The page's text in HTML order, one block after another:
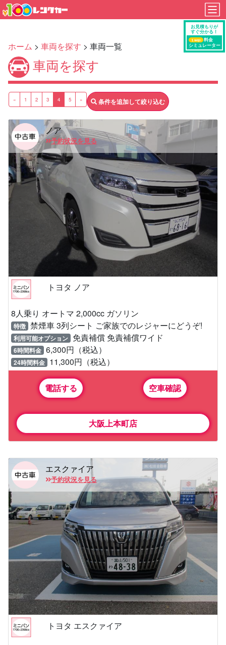
ホーム > 車両を探す > 車両一覧
車両を探す
« 1 2 3 4 5 » 条件を追加して絞り込む
ノア
予約状況を見る
トヨタ ノア
8人乗り オートマ 2,000cc ガソリン
特徴 禁煙車 3列シート ご家族でのレジャーにどうぞ!
利用可能オプション 免責補償 免責補償ワイド
6時間料金 6,300円（税込）
24時間料金 11,300円（税込）
電話する 空車確認
大阪上本町店
エスクァイア
予約状況を見る
トヨタ エスクァイア